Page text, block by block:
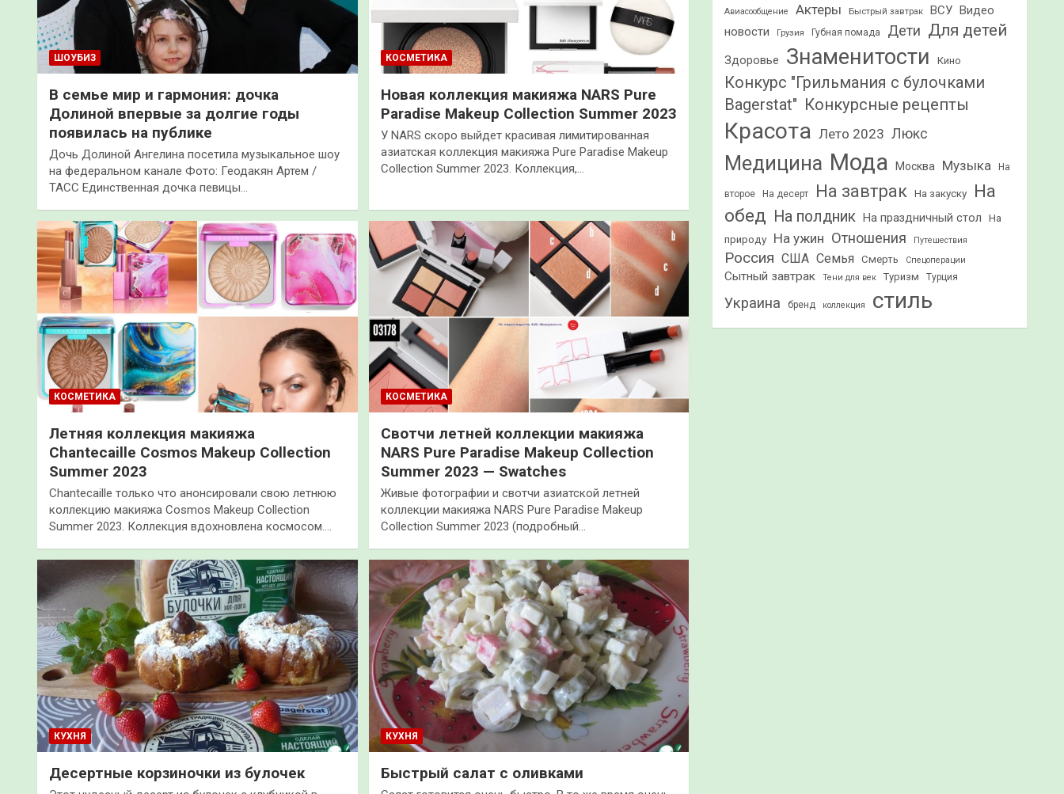
ШОУБИЗ
В семье мир и гармония: дочка
Долиной впервые за долгие годы
появилась на публике
Дочь Долиной Ангелина посетила музыкальное шоу
на федеральном канале Фото: Геодакян Артем /
ТАСС Единственная дочка певицы…
КОСМЕТИКА
Новая коллекция макияжа NARS Pure
Paradise Makeup Collection Summer 2023
У NARS скоро выйдет красивая лимитированная
азиатская коллекция макияжа Pure Paradise Makeup
Collection Summer 2023. Коллекция,…
КОСМЕТИКА
Летняя коллекция макияжа
Chantecaille Cosmos Makeup Collection
Summer 2023
Chantecaille только что анонсировали свою летнюю
коллекцию макияжа Cosmos Makeup Collection
Summer 2023. Коллекция вдохновлена космосом.…
КОСМЕТИКА
Свотчи летней коллекции макияжа
NARS Pure Paradise Makeup Collection
Summer 2023 — Swatches
Живые фотографии и свотчи азиатской летней
коллекции макияжа NARS Pure Paradise Makeup
Collection Summer 2023 (подробный…
КУХНЯ
Десертные корзиночки из булочек
КУХНЯ
Быстрый салат с оливками
Авиасообщение Актеры Быстрый завтрак ВСУ Видео
новости
Грузия Губная помада Дети Для детей
Здоровье Знаменитости Кино
Конкурс "Грильмания с булочками
Bagerstat" Конкурсные рецепты
Красота Лето 2023 Люкс
Медицина Мода Москва Музыка На
второе На десерт На завтрак На закуску
На
обед На полдник На праздничный стол
На
природу
На ужин Отношения Путешествия
Россия США Семья Смерть Спецоперации
Сытный завтрак Тени для век Туризм Турция
Украина бренд коллекция стиль